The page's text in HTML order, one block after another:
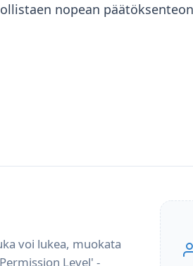
nopean
voi lukea, muokata
Level' -